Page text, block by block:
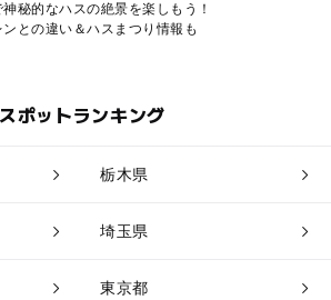
秘的なハスの絶景を楽しもう！
ンとの違い＆ハスまつり情報も
ポットランキング
栃木県
埼玉県
東京都